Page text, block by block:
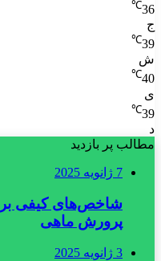
36
℃
ج
39
℃
ش
40
℃
ی
39
℃
د
مطالب پر بازدید
7 ژانویه 2025
شاخص‌های کیفی
پرورش ماهی
3 ژانویه 2025